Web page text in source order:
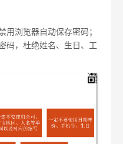
用浏览器自动保存密码；
码，杜绝姓名、生日、工